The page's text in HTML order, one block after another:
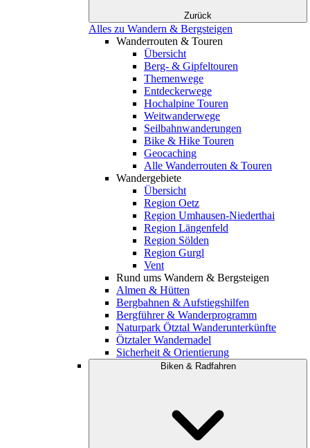
Zurück
Alles zu Wandern & Bergsteigen
Wanderrouten & Touren
Übersicht
Berg- & Gipfeltouren
Themenwege
Entdeckerwege
Hochalpine Touren
Weitwanderwege
Seilbahnwanderungen
Bike & Hike Touren
Geocaching
Alle Wanderrouten & Touren
Wandergebiete
Übersicht
Region Oetz
Region Umhausen-Niederthai
Region Längenfeld
Region Sölden
Region Gurgl
Vent
Rund ums Wandern & Bergsteigen
Almen & Hütten
Bergbahnen & Aufstiegshilfen
Bergführer & Wanderprogramm
Naturpark Ötztal Wanderunterkünfte
Ötztaler Wandernadel
Sicherheit & Orientierung
Biken & Radfahren